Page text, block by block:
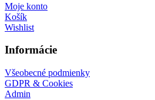
Moje konto
Košík
Wishlist
Informácie
Všeobecné podmienky
GDPR & Cookies
Admin